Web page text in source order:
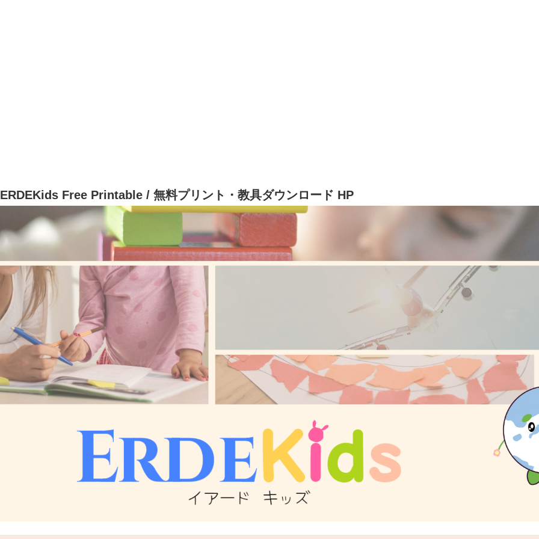
ERDEKids Free Printable / 無料プリント・教具ダウンロード HP